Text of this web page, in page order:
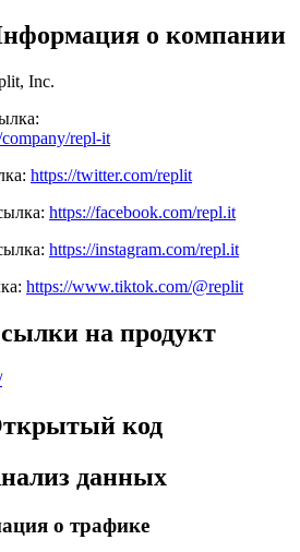
о компании
Inc.
:
repl-it
: https://twitter.com/replit
: https://facebook.com/repl.it
: https://instagram.com/repl.it
: https://www.tiktok.com/@replit
на продукт
код
данных
о трафике